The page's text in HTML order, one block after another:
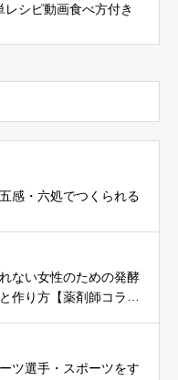
レシピ動画食べ方付き
感・六処でつくられる
ない女性のための発酵
作り方【薬剤師コラ
ツ選手・スポーツをす